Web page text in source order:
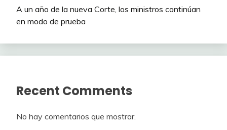
A un año de la nueva Corte, los ministros continúan
en modo de prueba
Recent Comments
No hay comentarios que mostrar.